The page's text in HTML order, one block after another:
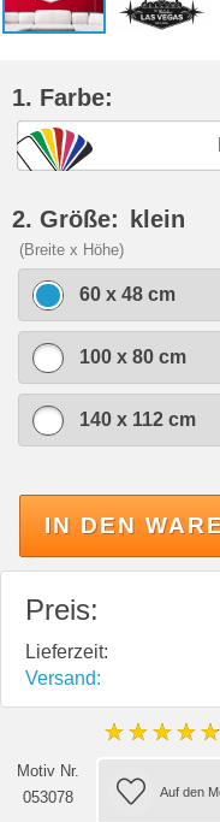
1. Farbe:
2. Größe: klein
(Breite x Höhe)
60 x 48 cm
100 x 80 cm
140 x 112 cm
IN DEN
Preis:
Lieferzeit:
Versand:
★★★★★
Motiv Nr.
053078